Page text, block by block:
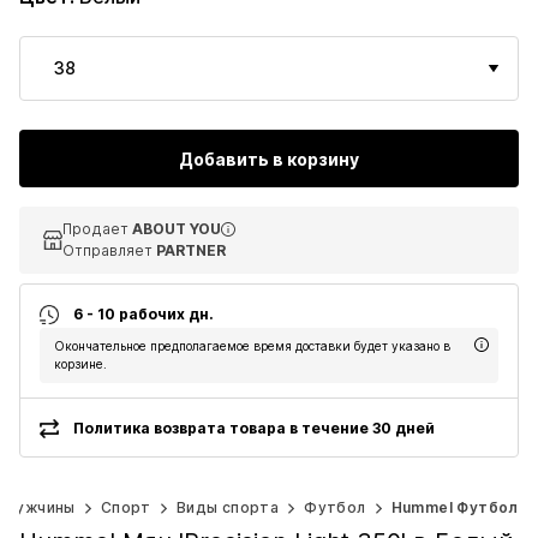
38
Добавить в корзину
Продает ABOUT YOU
Отправляет PARTNER
Продает ABOUT YOU
Отправляет PARTNER
6 - 10 рабочих дн.
Окончательное предполагаемое время доставки будет указано в
корзине.
Политика возврата товара в течение 30 дней
Мужчины Спорт Виды спорта Футбол Hummel Футбол